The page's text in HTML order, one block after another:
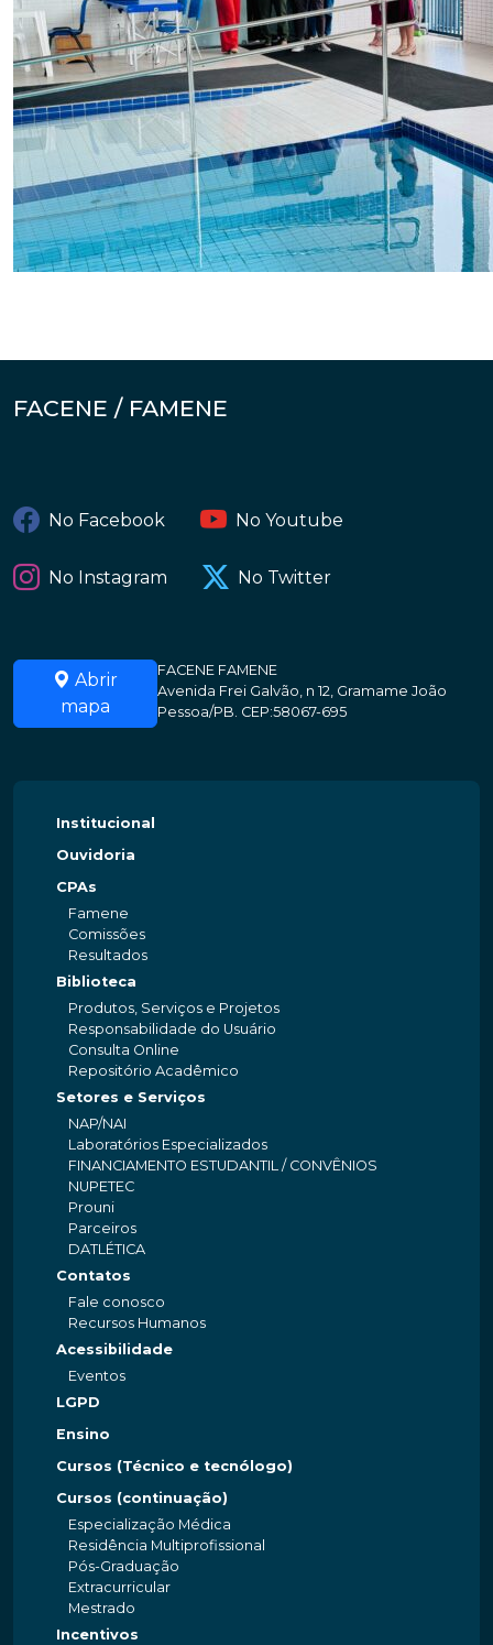
FACENE / FAMENE
No Facebook No Youtube
No Instagram No Twitter
Abrir
mapa
FACENE FAMENE
Avenida Frei Galvão, n 12, Gramame João
Pessoa/PB. CEP:58067-695
Institucional
Ouvidoria
CPAs
Famene
Comissões
Resultados
Biblioteca
Produtos, Serviços e Projetos
Responsabilidade do Usuário
Consulta Online
Repositório Acadêmico
Setores e Serviços
NAP/NAI
Laboratórios Especializados
FINANCIAMENTO ESTUDANTIL / CONVÊNIOS
NUPETEC
Prouni
Parceiros
DATLÉTICA
Contatos
Fale conosco
Recursos Humanos
Acessibilidade
Eventos
LGPD
Ensino
Cursos (Técnico e tecnólogo)
Cursos (continuação)
Especialização Médica
Residência Multiprofissional
Pós-Graduação
Extracurricular
Mestrado
Incentivos